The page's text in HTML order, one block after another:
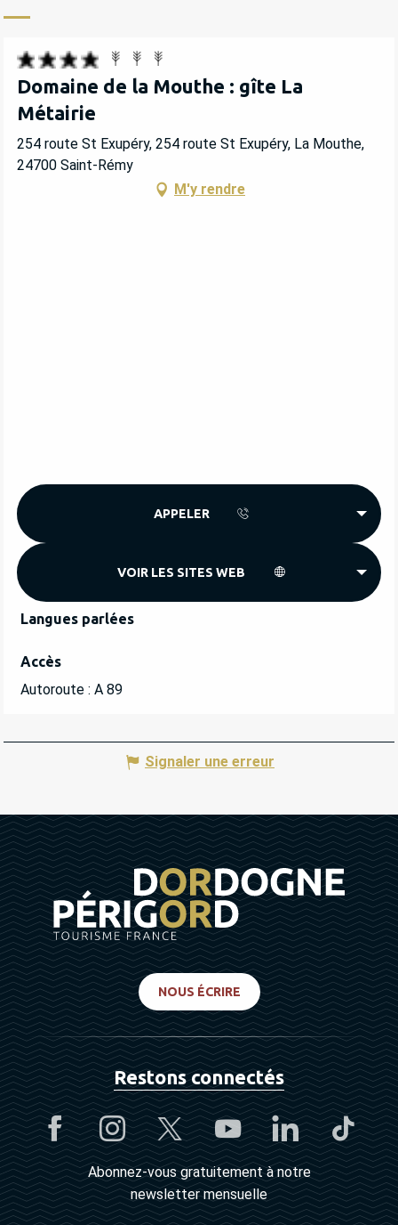
Domaine de la Mouthe : gîte La
Métairie
254 route St Exupéry, 254 route St Exupéry, La Mouthe,
24700 Saint-Rémy
M'y rendre
APPELER
VOIR LES SITES WEB
Langues parlées
Langues parlées
Accès
Accès
Autoroute : A 89
Signaler une erreur
NOUS ÉCRIRE
Restons connectés
Abonnez-vous gratuitement à notre
newsletter mensuelle